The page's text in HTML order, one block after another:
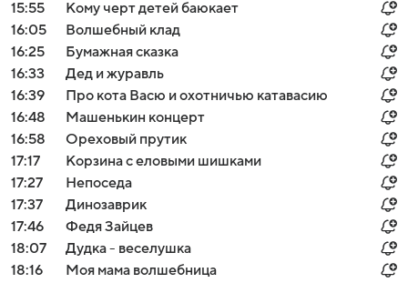
15:55
Кому черт детей баюкает
16:05
Вoлшебный клaд
16:25
Бумажная сказка
16:33
Дед и журавль
16:39
Про кота Васю и охотничью катавасию
16:48
Мaшенькин кoнцерт
16:58
Ореховый прутик
17:17
Корзина с еловыми шишками
17:27
Непоседа
17:37
Динозаврик
17:46
Федя Зайцев
18:07
Дудка - веселушка
18:16
Моя мама волшебница